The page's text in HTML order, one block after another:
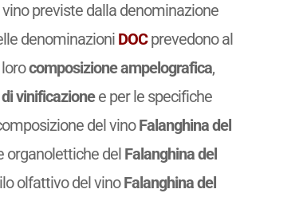
previste dalla denominazione
denominazioni DOCprevedono al
lorocomposizione ampelografica,
vinificazionee per le specifiche
del vinoFalanghina del
del Falanghina del
olfattivo del vinoFalanghina del